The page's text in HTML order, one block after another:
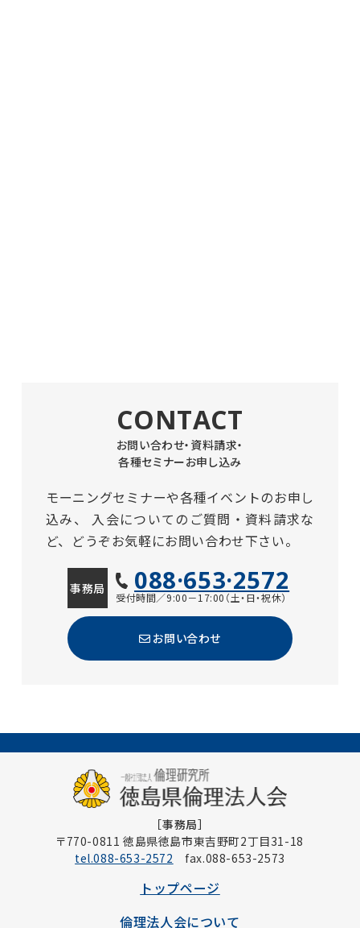
CONTACT
お問い合わせ・資料請求・
各種セミナーお申し込み
モーニングセミナーや各種イベントのお申し
込み、
入会についてのご質問・資料請求な
ど、どうぞお気軽にお問い合わせ下さい。
事務局 088·653·2572
受付時間／9:00－17:00（土・日・祝休）
お問い合わせ
［事務局］
〒770-0811 徳島県徳島市東吉野町2丁目31-18
tel.088-653-2572 fax.088-653-2573
トップページ
倫理法人会について